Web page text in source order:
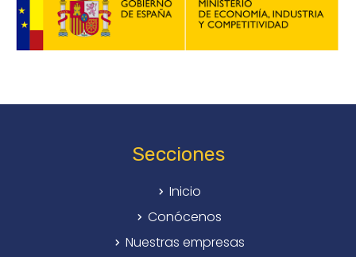
Secciones
Inicio
Conócenos
Nuestras empresas